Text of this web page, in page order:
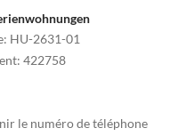
: HU-2631-01
: 422758
le numéro de téléphone